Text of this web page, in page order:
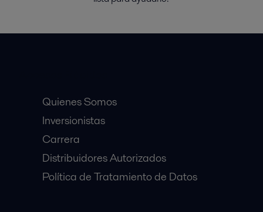
Quienes Somos
Inversionistas
Carrera
Distribuidores Autorizados
Política de Tratamiento de Datos